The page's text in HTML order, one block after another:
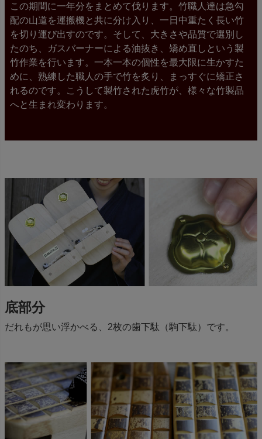
この期間に一年分をまとめて伐ります。竹職人達は急勾
配の山道を運搬機と共に分け入り、一日中重たく長い竹
を切り運び出すのです。そして、大きさや品質で選別し
たのち、ガスバーナーによる油抜き、矯め直しという製
竹作業を行います。一本一本の個性を最大限に生かすた
めに、熟練した職人の手で竹を炙り、まっすぐに矯正さ
れるのです。こうして製竹された虎竹が、様々な竹製品
へと生まれ変わります。
底部分
だれもが思い浮かべる、2枚の歯下駄（駒下駄）です。